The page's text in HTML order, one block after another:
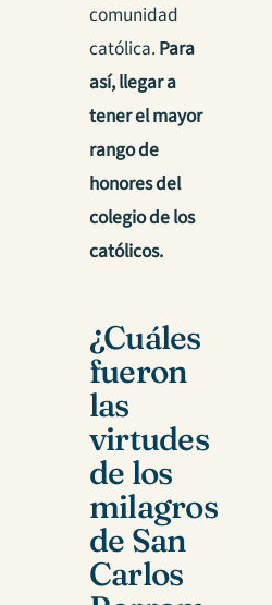
comunidad
católica. Para
así, llegar a
tener el mayor
rango de
honores del
colegio de los
católicos.
¿Cuáles
fueron
las
virtudes
de los
milagros
de San
Carlos